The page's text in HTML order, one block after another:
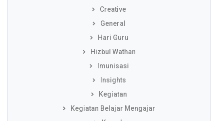
Creative
General
Hari Guru
Hizbul Wathan
Imunisasi
Insights
Kegiatan
Kegiatan Belajar Mengajar